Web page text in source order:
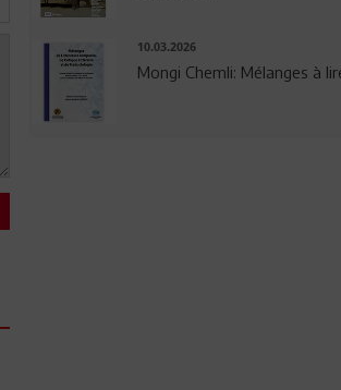
10.03.2026
Mongi Chemli: Mélanges à